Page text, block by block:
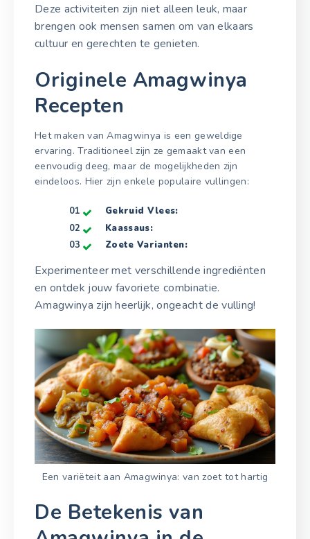
Deze activiteiten zijn niet alleen leuk, maar
brengen ook mensen samen om van elkaars
cultuur en gerechten te genieten.
Originele Amagwinya
Recepten
Het maken van Amagwinya is een geweldige
ervaring. Traditioneel zijn ze gemaakt van een
eenvoudig deeg, maar de mogelijkheden zijn
eindeloos. Hier zijn enkele populaire vullingen:
Gekruid Vlees:
Kaassaus:
Zoete Varianten:
Experimenteer met verschillende ingrediënten
en ontdek jouw favoriete combinatie.
Amagwinya zijn heerlijk, ongeacht de vulling!
Een variëteit aan Amagwinya: van zoet tot hartig
De Betekenis van